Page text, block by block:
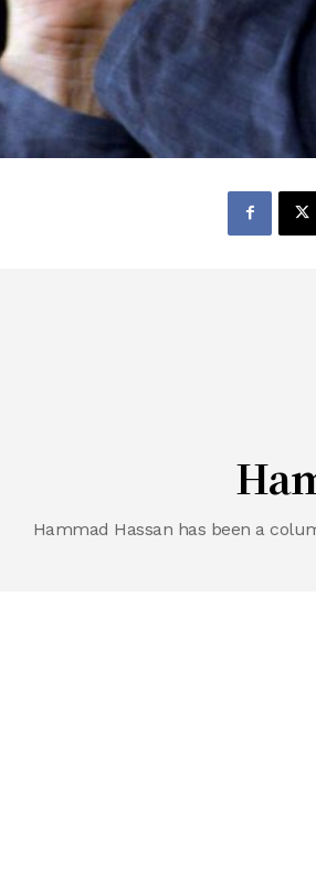
Hammad Hassan has been a